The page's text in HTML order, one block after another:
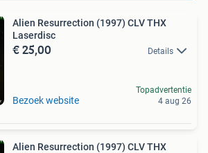
Alien Resurrection (1997) CLV THX
Laserdisc
€ 25,00 Details
Bezoek website
Topadvertentie
4 aug 26
Alien Resurrection (1997) CLV THX